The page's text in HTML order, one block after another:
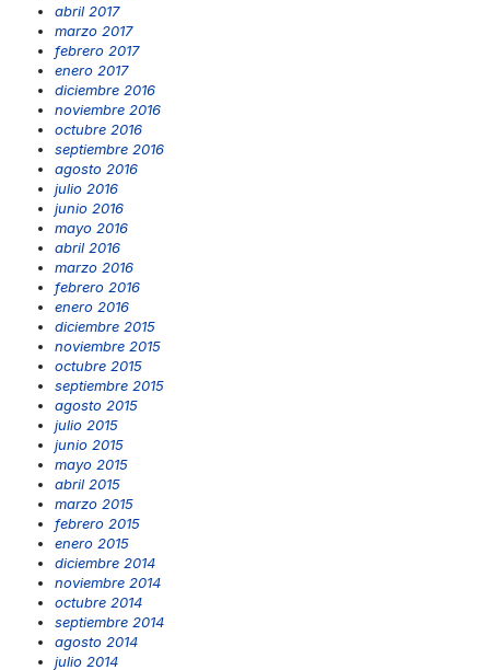
abril 2017
marzo 2017
febrero 2017
enero 2017
diciembre 2016
noviembre 2016
octubre 2016
septiembre 2016
agosto 2016
julio 2016
junio 2016
mayo 2016
abril 2016
marzo 2016
febrero 2016
enero 2016
diciembre 2015
noviembre 2015
octubre 2015
septiembre 2015
agosto 2015
julio 2015
junio 2015
mayo 2015
abril 2015
marzo 2015
febrero 2015
enero 2015
diciembre 2014
noviembre 2014
octubre 2014
septiembre 2014
agosto 2014
julio 2014